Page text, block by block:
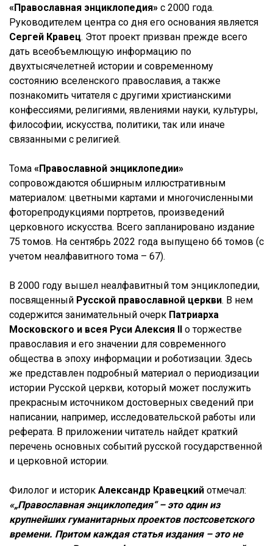
«Православная энциклопедия» с 2000 года.
Руководителем центра со дня его основания является
Сергей Кравец. Этот проект призван прежде всего
дать всеобъемлющую информацию по
двухтысячелетней истории и современному
состоянию вселенского православия, а также
познакомить читателя с другими христианскими
конфессиями, религиями, явлениями науки, культуры,
философии, искусства, политики, так или иначе
связанными с религией.
Тома «Православной энциклопедии»
сопровождаются обширным иллюстративным
материалом: цветными картами и многочисленными
фоторепродукциями портретов, произведений
церковного искусства. Всего запланировано издание
75 томов. На сентябрь 2022 года выпущено 66 томов (с
учетом неалфавитного тома – 67).
В 2000 году вышел неалфавитный том энциклопедии,
посвященный Русской православной церкви. В нем
содержится занимательный очерк Патриарха
Московского и всея Руси Алексия II о торжестве
православия и его значении для современного
общества в эпоху информации и роботизации. Здесь
же представлен подробный материал о периодизации
истории Русской церкви, который может послужить
прекрасным источником достоверных сведений при
написании, например, исследовательской работы или
реферата. В приложении читатель найдет краткий
перечень основных событий русской государственной
и церковной истории.
Филолог и историк Александр Кравецкий отмечал:
«„Православная энциклопедия“ – это один из
крупнейших гуманитарных проектов постсоветского
времени. Притом каждая статья издания – это не